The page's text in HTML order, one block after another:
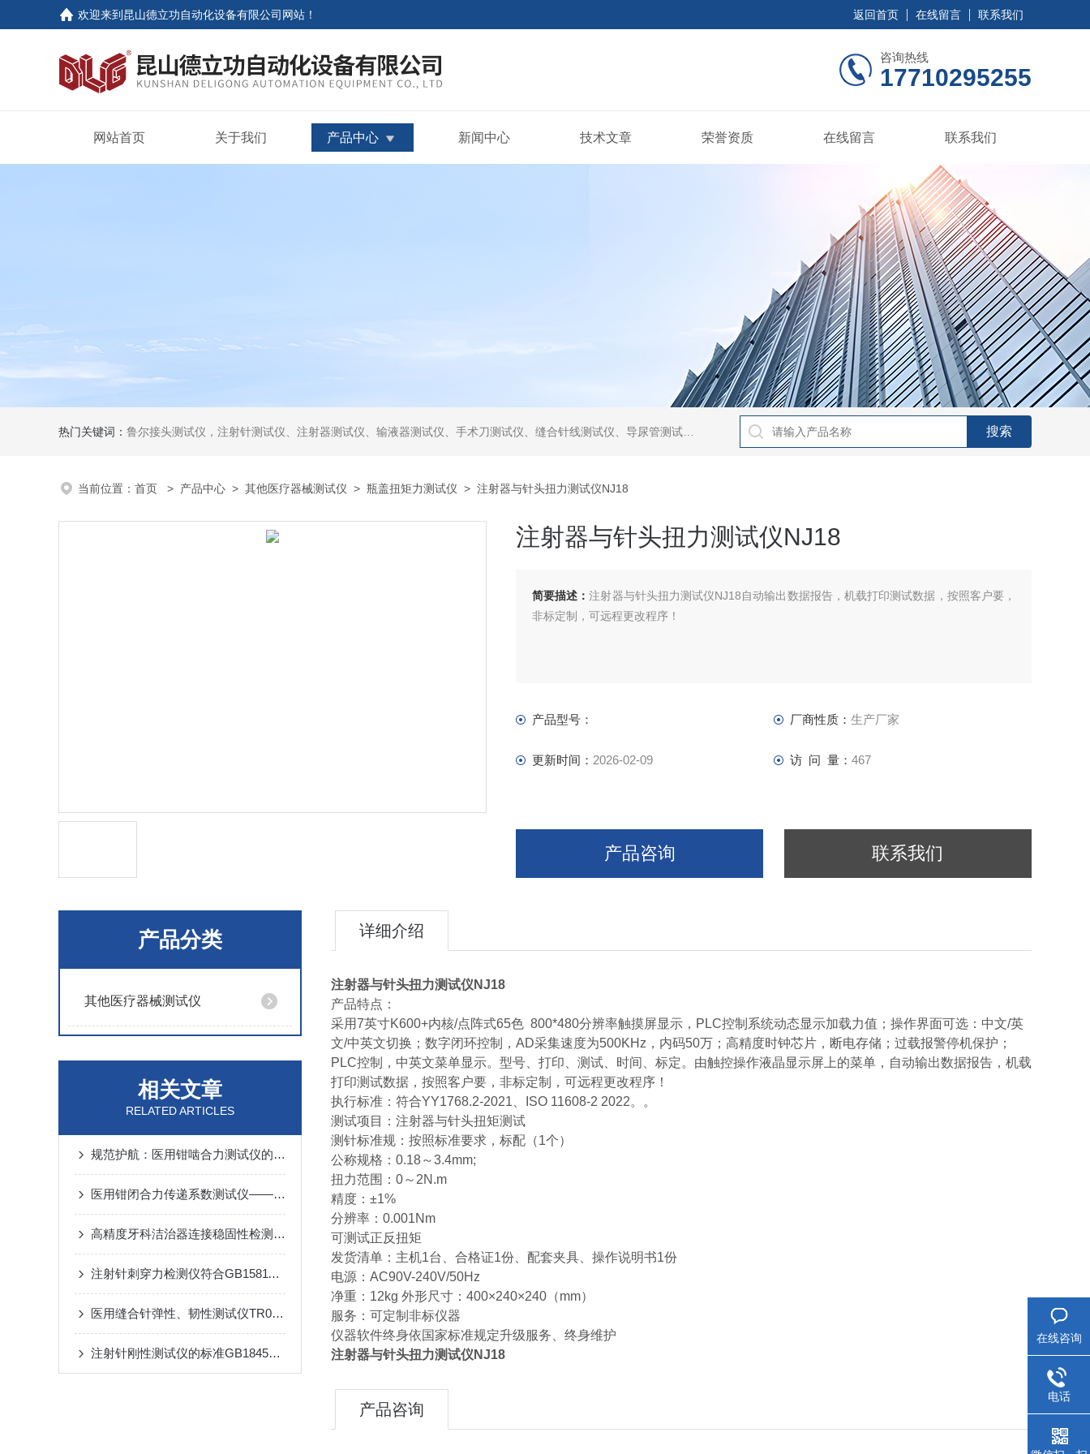
欢迎来到 昆山德立功自动化设备有限公司网站 ！ 返回首页 在线留言 联系我们
咨询热线
17710295255
网站首页 关于我们 产品中心 新闻中心 技术文章 荣誉资质 在线留言 联系我们
热门关键词： 鲁尔接头测试仪，注射针测试仪、注射器测试仪、输液器测试仪、手术刀测试仪、缝合针线测试仪、导尿管测试仪、医用镊钳测试仪、导引管导丝测试仪、针灸针测试仪、留置针测试仪
当前位置： 首页 > 产品中心 > 其他医疗器械测试仪 > 瓶盖扭矩力测试仪 > 注射器与针头扭力测试仪NJ18
注射器与针头扭力测试仪NJ18
简要描述：注射器与针头扭力测试仪NJ18自动输出数据报告，机载打印测试数据，按照客户要，
非标定制，可远程更改程序！
产品型号： 厂商性质： 生产厂家
更新时间： 2026-02-09 访 问 量： 467
产品咨询 联系我们
产品分类
其他医疗器械测试仪
相关文章
RELATED ARTICLES
规范护航：医用钳啮合力测试仪的科学使用准则
医用钳闭合力传递系数测试仪——德立功百科
高精度牙科洁治器连接稳固性检测设备
注射针刺穿力检测仪符合GB15811标准的重要性
医用缝合针弹性、韧性测试仪TR0043-D操作步骤讲解
注射针刚性测试仪的标准GB18457、ISO9626
详细介绍
注射器与针头扭力测试仪NJ18
产品特点：
采用7英寸K600+内核/点阵式65色 800*480分辨率触摸屏显示，PLC控制系统动态显示加载力值；操作界面可选：中文/英
文/中英文切换；数字闭环控制，AD采集速度为500KHz，内码50万；高精度时钟芯片，断电存储；过载报警停机保护；
PLC控制，中英文菜单显示。型号、打印、测试、时间、标定。由触控操作液晶显示屏上的菜单，自动输出数据报告，机载
打印测试数据，按照客户要，非标定制，可远程更改程序！
执行标准：符合YY1768.2-2021、ISO 11608-2 2022。。
测试项目：注射器与针头扭矩测试
测针标准规：按照标准要求，标配（1个）
公称规格：0.18～3.4mm;
扭力范围：0～2N.m
精度：±1%
分辨率：0.001Nm
可测试正反扭矩
发货清单：主机1台、合格证1份、配套夹具、操作说明书1份
电源：AC90V-240V/50Hz
净重：12kg 外形尺寸：400×240×240（mm）
服务：可定制非标仪器
仪器软件终身依国家标准规定升级服务、终身维护
注射器与针头扭力测试仪NJ18
产品咨询
在线咨询
电话